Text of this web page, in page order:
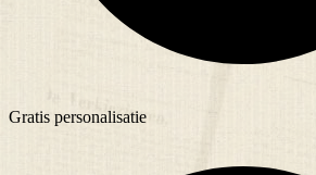
Gratis personalisatie